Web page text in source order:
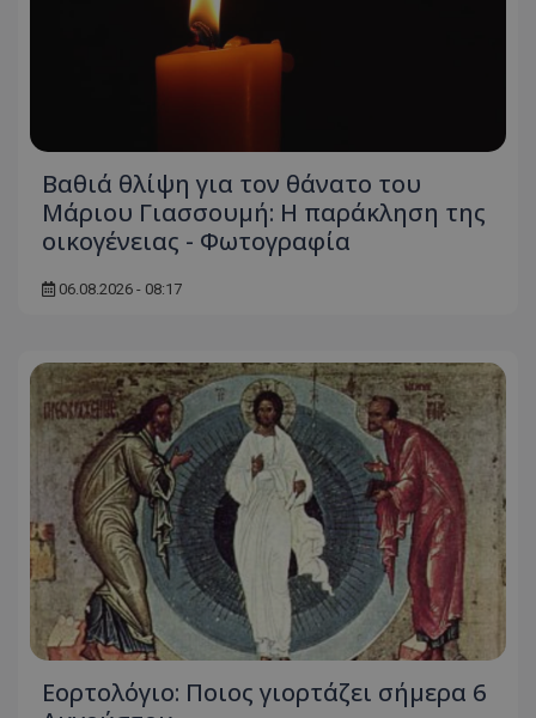
Βαθιά θλίψη για τον θάνατο του
Μάριου Γιασσουμή: Η παράκληση της
οικογένειας - Φωτογραφία
06.08.2026 - 08:17
Εορτολόγιο: Ποιος γιορτάζει σήμερα 6